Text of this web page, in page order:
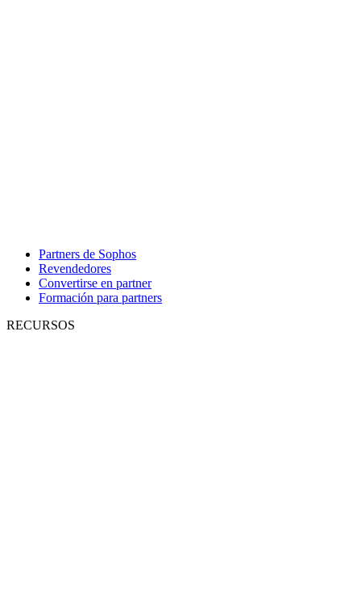
Partners de Sophos
Revendedores
Convertirse en partner
Formación para partners
RECURSOS